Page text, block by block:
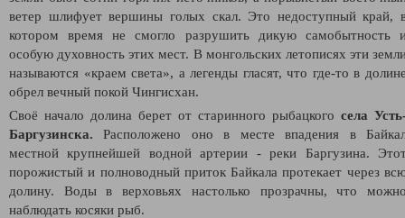
ветер шлифует вершины голых скал. Это недоступный край,
котором время не смогло разрушить дикую самобытность
особую духовность этих мест. В монгольских летописях эти
называются «краем света», а легенды гласят, что где-то в
обрел вечный покой Чингисхан.
Своё начало долина берет от старинного рыбацкого села
Баргузинска. Расположено оно в месте впадения в
местной крупнейшей водной артерии - реки Баргузина.
порожистый и полноводный приток Байкала протекает через
долину. Воды в верховьях настолько прозрачны, что
наблюдать косяки рыб.